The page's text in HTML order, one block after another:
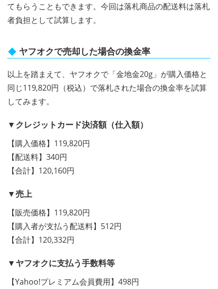
てもらうこともできます。今回は落札商品の配送料は落札
者負担として試算します。
ヤフオクで売却した場合の換金率
以上を踏まえて、ヤフオクで「金地金20g」が購入価格と
同じ119,820円（税込）で落札された場合の換金率を試算
してみます。
▼クレジットカード決済額（仕入額）
【購入価格】119,820円
【配送料】340円
【合計】120,160円
▼売上
【販売価格】119,820円
【購入者が支払う配送料】512円
【合計】120,332円
▼ヤフオクに支払う手数料等
【Yahoo!プレミアム会員費用】498円